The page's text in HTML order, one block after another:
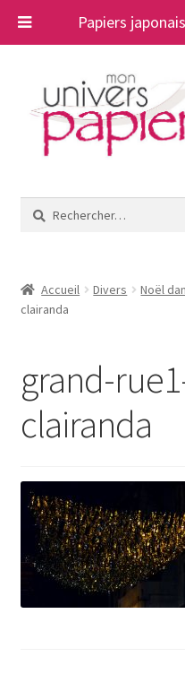
Papiers
navigation
contenu
A propos
Rechercher :
Accueil Divers Noël
clairanda
grand-
clairanda